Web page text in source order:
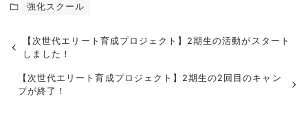
強化スクール
【次世代エリート育成プロジェクト】2期生の活動がスタート
しました！
【次世代エリート育成プロジェクト】2期生の2回目のキャン
プが終了！